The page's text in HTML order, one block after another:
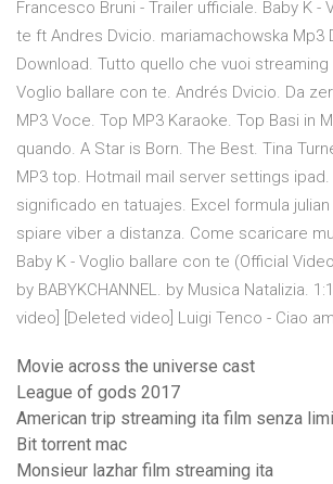
Francesco Bruni - Trailer ufficiale. Baby K -
te ft Andres Dvicio. mariamachowska Mp3
Download. Tutto quello che vuoi streaming
Voglio ballare con te. Andrés Dvicio. Da
MP3 Voce. Top MP3 Karaoke. Top Basi in
quando. A Star is Born. The Best. Tina
MP3 top. Hotmail mail server settings
significado en tatuajes. Excel formula
spiare viber a distanza. Come scaricare
Baby K - Voglio ballare con te (Official
by BABYKCHANNEL. by Musica Natalizia.
video] [Deleted video] Luigi Tenco - Ciao
Movie across the universe cast
League of gods 2017
American trip streaming ita film senza
Bit torrent mac
Monsieur lazhar film streaming ita